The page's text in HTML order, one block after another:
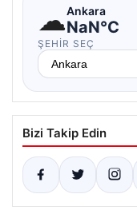
☁Ankara
NaN°C
ŞEHIR SEÇ
Bizi Takip Edin